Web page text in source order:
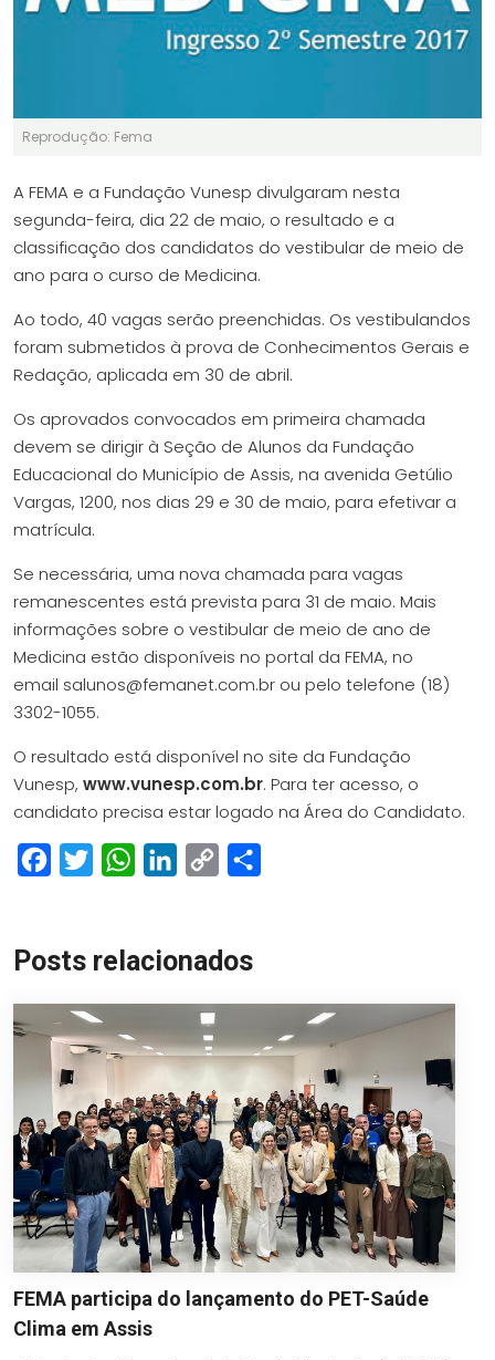
Reprodução: Fema
A FEMA e a Fundação Vunesp divulgaram nesta
segunda-feira, dia 22 de maio, o resultado e a
classificação dos candidatos do vestibular de meio de
ano para o curso de Medicina.
Ao todo, 40 vagas serão preenchidas. Os vestibulandos
foram submetidos à prova de Conhecimentos Gerais e
Redação, aplicada em 30 de abril.
Os aprovados convocados em primeira chamada
devem se dirigir à Seção de Alunos da Fundação
Educacional do Município de Assis, na avenida Getúlio
Vargas, 1200, nos dias 29 e 30 de maio, para efetivar a
matrícula.
Se necessária, uma nova chamada para vagas
remanescentes está prevista para 31 de maio. Mais
informações sobre o vestibular de meio de ano de
Medicina estão disponíveis no portal da FEMA, no
email salunos@femanet.com.br ou pelo telefone (18)
3302-1055.
O resultado está disponível no site da Fundação
Vunesp, www.vunesp.com.br. Para ter acesso, o
candidato precisa estar logado na Área do Candidato.
FacebookTwitterWhatsAppLinkedIn
Copy
Posts relacionados
FEMA participa do lançamento do PET-Saúde
Clima em Assis